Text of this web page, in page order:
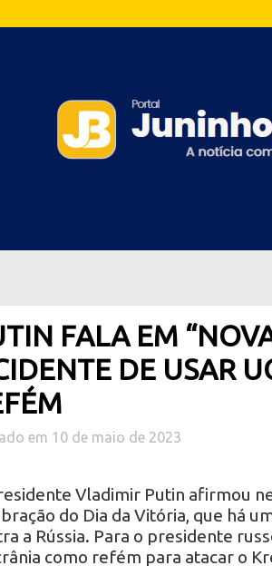
FALA EM
DE USAR
em 10 de maio de 2023
Vladimir Putin afirmou
do Dia da Vitória, que há
a Rússia. Para o presidente
como refém para atacar o